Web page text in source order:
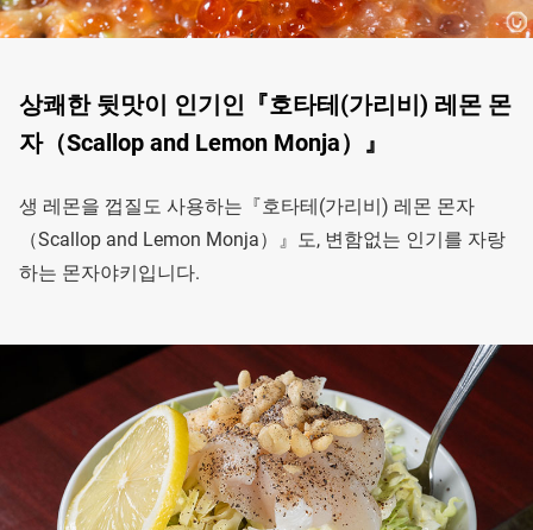
상쾌한 뒷맛이 인기인『호타테(가리비) 레몬 몬
자（Scallop and Lemon Monja）』
생 레몬을 껍질도 사용하는『호타테(가리비) 레몬 몬자
（Scallop and Lemon Monja）』도, 변함없는 인기를 자랑
하는 몬자야키입니다.